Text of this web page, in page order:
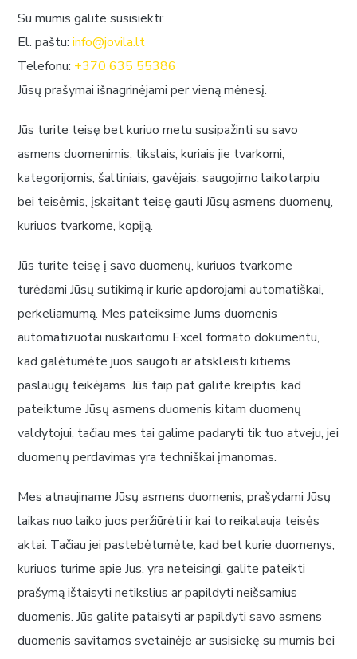
Su mumis galite susisiekti:
El. paštu: info@jovila.lt
Telefonu: +370 635 55386
Jūsų prašymai išnagrinėjami per vieną mėnesį.
Jūs turite teisę bet kuriuo metu susipažinti su savo
asmens duomenimis, tikslais, kuriais jie tvarkomi,
kategorijomis, šaltiniais, gavėjais, saugojimo laikotarpiu
bei teisėmis, įskaitant teisę gauti Jūsų asmens duomenų,
kuriuos tvarkome, kopiją.
Jūs turite teisę į savo duomenų, kuriuos tvarkome
turėdami Jūsų sutikimą ir kurie apdorojami automatiškai,
perkeliamumą. Mes pateiksime Jums duomenis
automatizuotai nuskaitomu Excel formato dokumentu,
kad galėtumėte juos saugoti ar atskleisti kitiems
paslaugų teikėjams. Jūs taip pat galite kreiptis, kad
pateiktume Jūsų asmens duomenis kitam duomenų
valdytojui, tačiau mes tai galime padaryti tik tuo atveju, jei
duomenų perdavimas yra techniškai įmanomas.
Mes atnaujiname Jūsų asmens duomenis, prašydami Jūsų
laikas nuo laiko juos peržiūrėti ir kai to reikalauja teisės
aktai. Tačiau jei pastebėtumėte, kad bet kurie duomenys,
kuriuos turime apie Jus, yra neteisingi, galite pateikti
prašymą ištaisyti netikslius ar papildyti neišsamius
duomenis. Jūs galite pataisyti ar papildyti savo asmens
duomenis savitarnos svetainėje ar susisiekę su mumis bei